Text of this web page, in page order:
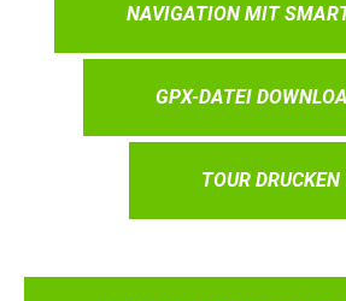
NAVIGATION MIT
GPX-DATEI
TOUR DRUCKEN